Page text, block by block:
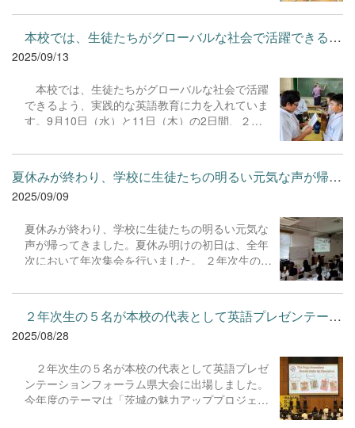
があります。演説会中、本校の文藝部が作成した
生徒会選挙用の学校新聞を片手に、真剣な眼差し
で話を聞き、候補者一人ひとりの言葉に耳を傾け
ていた皆さんの姿は、これらの力が着実に育って
な姿勢が、今回の選挙戦を非常に有意義なものに
してくれたと思います。
への海外語学研修を終えた４年次生の代表30名を
迎え、２年次生が小グループに分かれて参加しま
した。 座談会において、４年次生は自身の体験
談を交えながら、海外での生活や文化の違い、英
ました。２年次生からは「海外に行く前にどんな
勉強をしたか」「研修での一番の思い出は何か」
といった具体的な質問が次々と寄せられていまし
談に真剣に耳を傾け、メモを取るなど熱心に学ん
でいる様子でした。
本校では、生徒たちがグローバルな社会で活躍できるよう、実践...
2025/09/13
本校では、生徒たちがグローバルな社会で活躍
できるよう、実践的な英語教育に力を入れていま
す。9月10日（水）と11日（木）の2日間、２年
ました。この研修は、自分自身や身の回りのこと
について、自分の言葉で英語で表現する力を育む
ことを目的としています。 研修では、生徒たち
は少人数のグループに分かれ、ネイティブ講師の
た。楽しく即興性が求められる活動を通して、英
語を「知識」として学ぶだけでなく、「道具」と
して活用する楽しさを学びました。始めは緊張し
しそうに会話する姿が見られました。 最後のス
キット劇発表では、どのグループもマイクを使わ
ずに大きな声で自己表現をする姿が見られ、臆せ
ずに英語を発する楽しさを実感している様子でし
となりました。
夏休みが終わり、学校に生徒たちの明るい元気な声が帰ってきまし...
2025/09/09
夏休みが終わり、学校に生徒たちの明るい元気な
声が帰ってきました。夏休み明けの初日は、全年
次において年次集会を行いました。 ２年次生の集
われました。夏休み中に行ったアメリカでの生活
体験や様々な経験を経たうえでの今後の抱負など
を確認し合い、これからの学校生活への意識を高
め合うよい機会となりました。
２年次生の５名が本校の代表として英語プレゼンテーションフォ...
2025/08/28
２年次生の５名が本校の代表として英語プレゼ
ンテーションフォーラム県大会に出場しました。
今年度のテーマは「茨城の魅力アッププロジェク